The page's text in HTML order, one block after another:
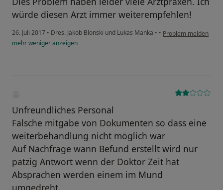
würde diesen Arzt immer weiterempfehlen!
26. Juli 2017 • Dres. Jakob Blonski und Lukas Manka • • Problem melden
mehrwenigeranzeigen
Unfreundliches Personal
Falsche mitgabe von Dokumenten so dass eine
weiterbehandlung nicht möglich war
Auf Nachfrage wann Befund erstellt wird nur
patzig Antwort wenn der Doktor Zeit hat
Absprachen werden einem im Mund
umgedreht